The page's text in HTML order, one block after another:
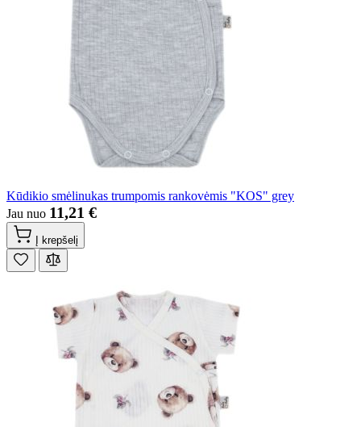
Kūdikio smėlinukas trumpomis rankovėmis "KOS" grey
Jau nuo 11,21 €
Į krepšelį